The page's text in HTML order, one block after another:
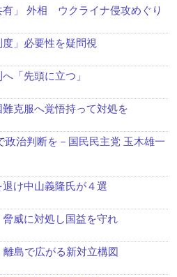
有」 外相 ウクライナ侵攻めぐり
」必要性を疑問視
「先頭に立つ」
克服へ覚悟持って対処を
政治判断を－国民民主党 玉木雄一
け中山義隆氏が４選
威に対処し国益を守れ
島で広がる新対立構図